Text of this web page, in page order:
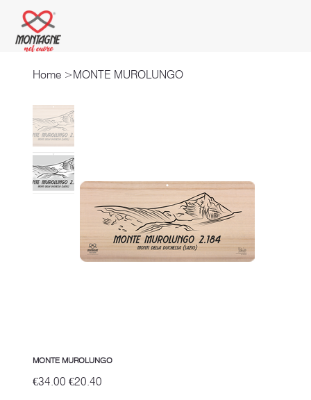
Home >MONTE MUROLUNGO
MONTE MUROLUNGO
Original
price
€34.00
Sale
price
€20.40